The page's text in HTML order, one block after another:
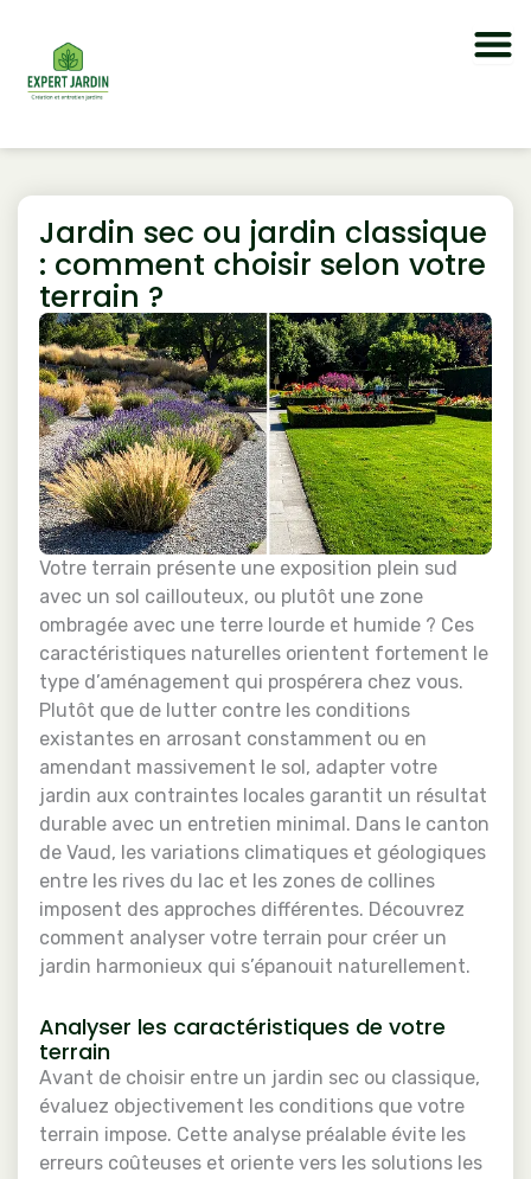
content
Jardin sec ou jardin classique
: comment choisir selon votre
terrain ?
Votre terrain présente une exposition plein sud
avec un sol caillouteux, ou plutôt une zone
ombragée avec une terre lourde et humide ? Ces
caractéristiques naturelles orientent fortement le
type d’aménagement qui prospérera chez vous.
Plutôt que de lutter contre les conditions
existantes en arrosant constamment ou en
amendant massivement le sol, adapter votre
jardin aux contraintes locales garantit un résultat
durable avec un entretien minimal. Dans le canton
de Vaud, les variations climatiques et géologiques
entre les rives du lac et les zones de collines
imposent des approches différentes. Découvrez
comment analyser votre terrain pour créer un
jardin harmonieux qui s’épanouit naturellement.
Analyser les caractéristiques de votre
terrain
Avant de choisir entre un jardin sec ou classique,
évaluez objectivement les conditions que votre
terrain impose. Cette analyse préalable évite les
erreurs coûteuses et oriente vers les solutions les